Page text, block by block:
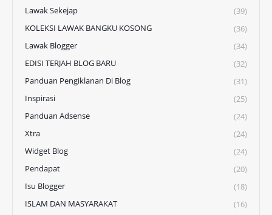
Lawak Sekejap
(39)
KOLEKSI LAWAK BANGKU KOSONG
(36)
Lawak Blogger
(34)
EDISI TERJAH BLOG BARU
(32)
Panduan Pengiklanan Di Blog
(31)
Inspirasi
(25)
Panduan Adsense
(24)
Xtra
(24)
Widget Blog
(24)
Pendapat
(20)
Isu Blogger
(18)
ISLAM DAN MASYARAKAT
(16)